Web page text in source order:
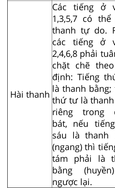
Hài thanh
Các tiếng ở
1,3,5,7 có thể
thanh tự do.
các tiếng ở
2,4,6,8 phải
chặt chẽ
định: Tiếng
là thanh bằng;
thứ tư là
riêng trong
bát, nếu
sáu là thanh
(ngang) thì
tám phải là
bằng
ngược lại.